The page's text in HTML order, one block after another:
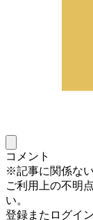
コメント
※記事に関係な
ご利用上の不明
い。
登録またログイ